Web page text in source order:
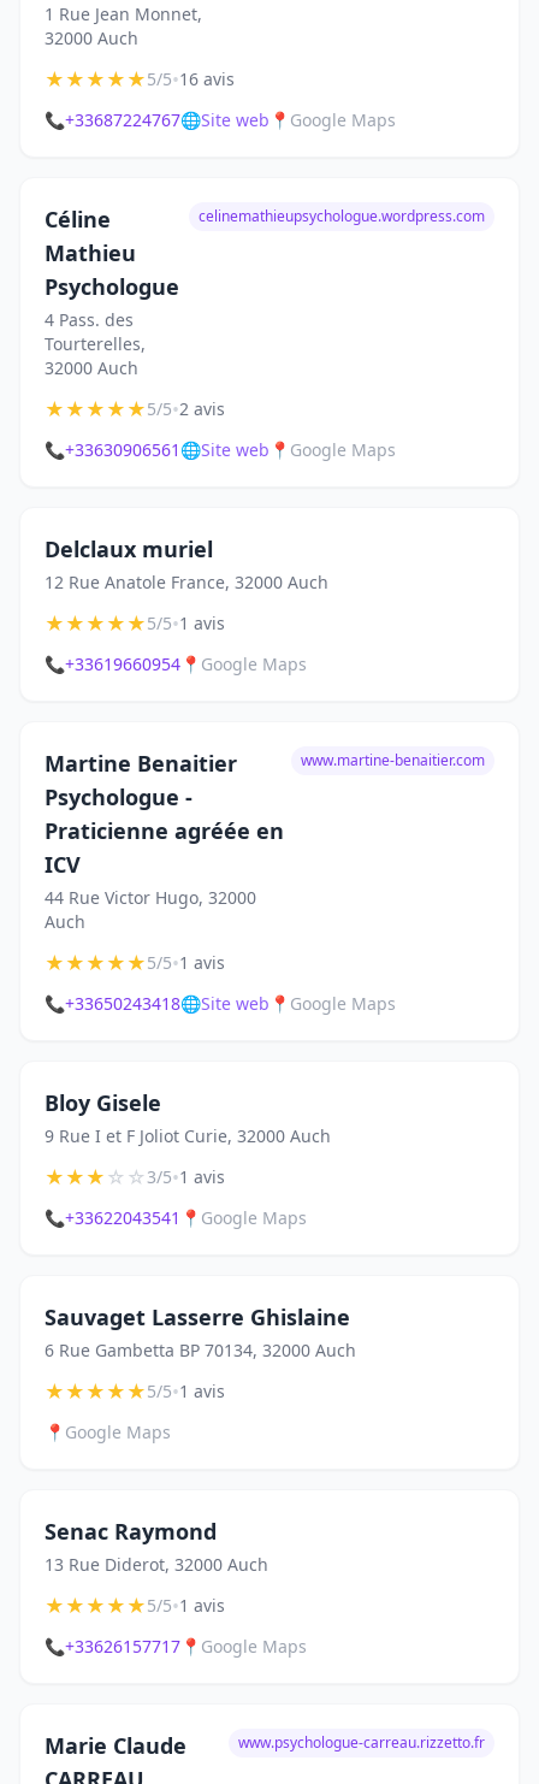
1 Rue Jean Monnet,
32000 Auch
★★★★★5/5•16 avis
📞+33687224767🌐Site web 📍 Google Maps
Céline
Mathieu
Psychologue
4 Pass. des
Tourterelles,
32000 Auch
celinemathieupsychologue.wordpress.com
★★★★★5/5•2 avis
📞+33630906561 🌐Site web 📍 Google Maps
Delclaux muriel
12 Rue Anatole France, 32000 Auch
★★★★★5/5•1 avis
📞+33619660954 📍 Google Maps
Martine Benaitier
Psychologue -
Praticienne agréée en
ICV
44 Rue Victor Hugo, 32000
Auch
www.martine-benaitier.com
★★★★★5/5•1 avis
📞+33650243418🌐Site web 📍 Google Maps
Bloy Gisele
9 Rue I et F Joliot Curie, 32000 Auch
★★★☆☆3/5•1 avis
📞+33622043541 📍 Google Maps
Sauvaget Lasserre Ghislaine
6 Rue Gambetta BP 70134, 32000 Auch
★★★★★5/5•1 avis
📍 Google Maps
Senac Raymond
13 Rue Diderot, 32000 Auch
★★★★★5/5•1 avis
📞+33626157717 📍 Google Maps
Marie Claude
www.psychologue-carreau.rizzetto.fr